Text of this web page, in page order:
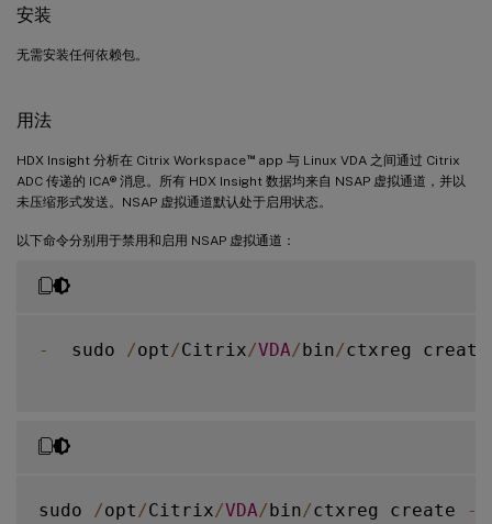
安装
无需安装任何依赖包。
用法
HDX Insight 分析在 Citrix Workspace™app 与 Linux VDA 之间通过 Citrix
ADC 传递的 ICA® 消息。所有 HDX Insight 数据均来自 NSAP 虚拟通道，并以
未压缩形式发送。NSAP 虚拟通道默认处于启用状态。
以下命令分别用于禁用和启用 NSAP 虚拟通道：
-
  sudo
/opt /Citrix/VDA/bin/ctxreg
sudo /opt /Citrix/VDA/bin/ctxreg create -